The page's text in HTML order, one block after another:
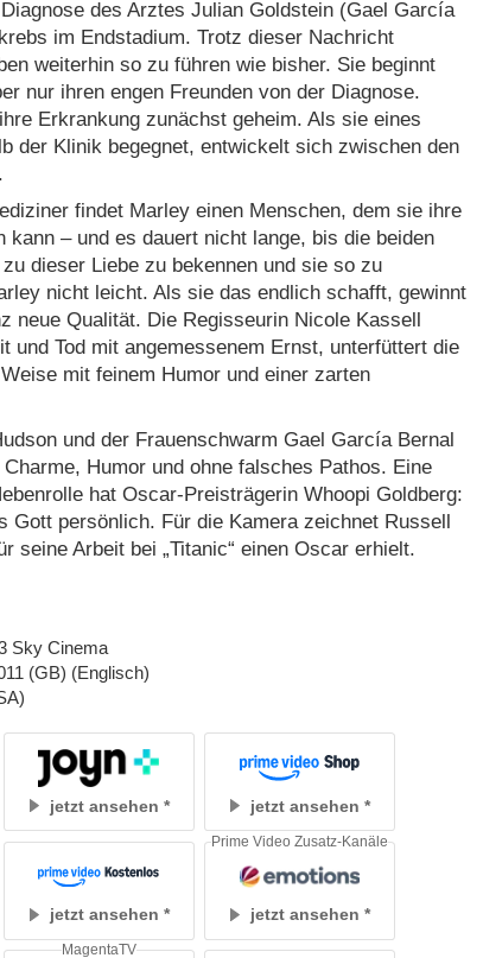
des Arztes Julian Goldstein (Gael García
im Endstadium. Trotz dieser Nachricht
weiterhin so zu führen wie bisher. Sie beginnt
nur ihren engen Freunden von der Diagnose.
Erkrankung zunächst geheim. Als sie eines
der Klinik begegnet, entwickelt sich zwischen den
findet Marley einen Menschen, dem sie ihre
kann – und es dauert nicht lange, bis die beiden
dieser Liebe zu bekennen und sie so zu
nicht leicht. Als sie das endlich schafft, gewinnt
neue Qualität. Die Regisseurin Nicole Kassell
und Tod mit angemessenem Ernst, unterfüttert die
mit feinem Humor und einer zarten
und der Frauenschwarm Gael García Bernal
Humor und ohne falsches Pathos. Eine
hat Oscar-Preisträgerin Whoopi Goldberg:
Gott persönlich. Für die Kamera zeichnet Russell
seine Arbeit bei „Titanic“ einen Oscar erhielt.
Sky Cinema
(GB) (Englisch)
jetzt ansehen jetzt ansehen
jetzt ansehen jetzt ansehen
Prime Video Zusatz-Kanäle
MagentaTV